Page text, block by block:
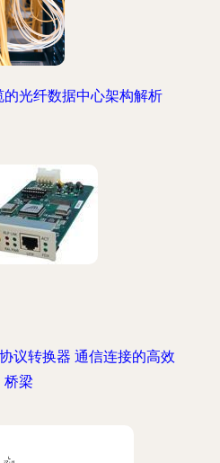
光纤数据中心架构解析
议转换器 通信连接的高效
桥梁